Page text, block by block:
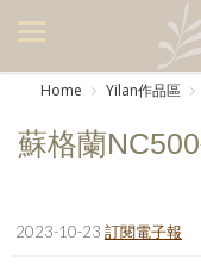
美食集
Home Yilan作品區
蘇格蘭
2023-10-23 訂閱電子報